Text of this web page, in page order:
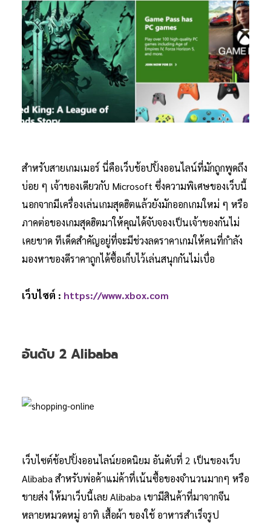
สำหรับสายเกมเมอร์ นี่คือเว็บช้อปปิ้งออนไลน์ที่มักถูกพูดถึง
บ่อย ๆ เจ้าของเดียวกับ Microsoft ซึ่งความพิเศษของเว็บนี้
นอกจากมีเครื่องเล่นเกมสุดฮิตแล้วยังมักออกเกมใหม่ ๆ หรือ
ภาคต่อของเกมสุดฮิตมาให้คุณได้จับจองเป็นเจ้าของกันไม่
เคยขาด ทีเด็ดสำคัญอยู่ที่จะมีช่วงลดราคาเกมให้คนที่กำลัง
มองหาของดีราคาถูกได้ซื้อเก็บไว้เล่นสนุกกันไม่เบื่อ
เว็บไซต์ : https://www.xbox.com
อันดับ 2 Alibaba
เว็บไซต์ช้อปปิ้งออนไลน์ยอดนิยม อันดับที่ 2 เป็นของเว็บ
Alibaba สำหรับพ่อค้าแม่ค้าที่เน้นซื้อของจำนวนมากๆ หรือ
ขายส่ง ให้มาเว็บนี้เลย Alibaba เขามีสินค้าที่มาจากจีน
หลายหมวดหมู่ อาทิ เสื้อผ้า ของใช้ อาหารสำเร็จรูป